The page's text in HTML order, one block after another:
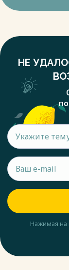
НЕ
Нажимая на